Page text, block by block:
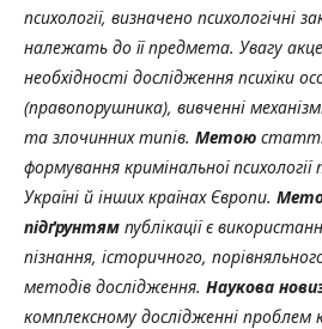
психології, визначено психологічні
належать до її предмета. Увагу
необхідності дослідження психіки
(правопорушника), вивченні
та злочинних типів. Метою статті
формування кримінальної психології
Україні й інших країнах Європи.
підґрунтям публікації є
пізнання, історичного,
методів дослідження. Наукова
комплексному дослідженні проблем